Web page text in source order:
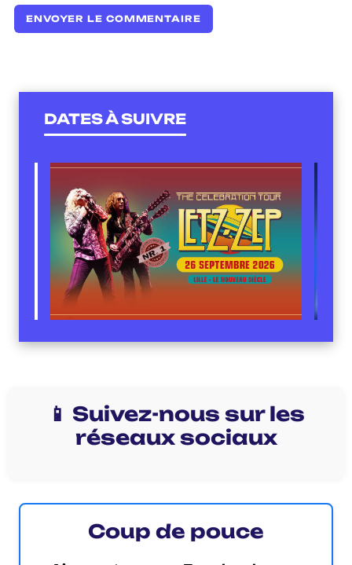
DATES À SUIVRE
📱 Suivez-nous sur les
réseaux sociaux
Coup de pouce